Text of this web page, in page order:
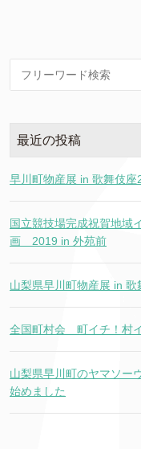
最近の投稿
早川町物産展 in 歌舞伎座
国立競技場完成祝賀地域
画 2019 in 外苑前
山梨県早川町物産展 in
全国町村会 町イチ！村
山梨県早川町のヤマソー
始めました